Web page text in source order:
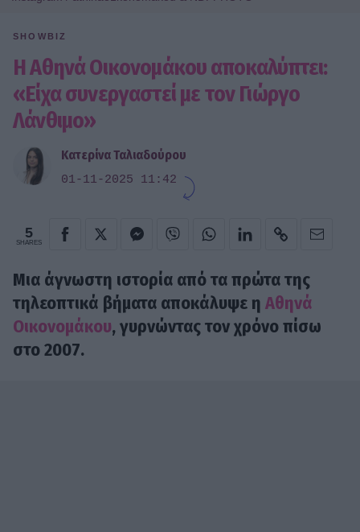
SHOWBIZ
Η Αθηνά Οικονομάκου αποκαλύπτει:
«Είχα συνεργαστεί με τον Γιώργο
Λάνθιμο»
Κατερίνα Ταλιαδούρου
01-11-2025 11:42
5
SHARES
Μια άγνωστη ιστορία από τα πρώτα της
τηλεοπτικά βήματα αποκάλυψε η Αθηνά
Οικονομάκου, γυρνώντας τον χρόνο πίσω
στο 2007.